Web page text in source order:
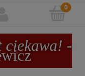
ciekawa! -